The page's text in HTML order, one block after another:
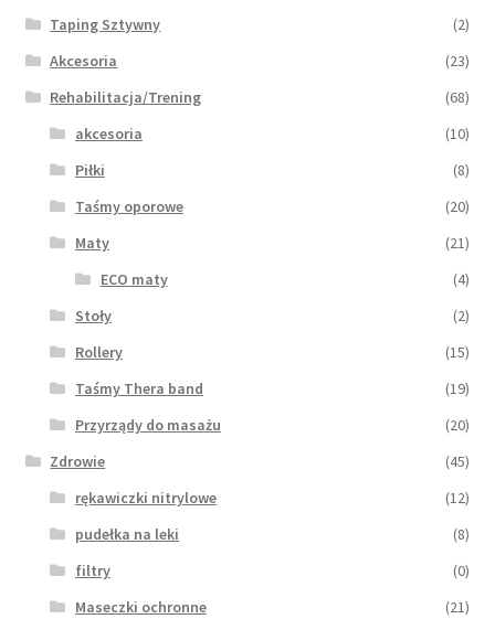
Taping Sztywny
(2)
Akcesoria
(23)
Rehabilitacja/Trening
(68)
akcesoria
(10)
Piłki
(8)
Taśmy oporowe
(20)
Maty
(21)
ECO maty
(4)
Stoły
(2)
Rollery
(15)
Taśmy Thera band
(19)
Przyrządy do masażu
(20)
Zdrowie
(45)
rękawiczki nitrylowe
(12)
pudełka na leki
(8)
filtry
(0)
Maseczki ochronne
(21)